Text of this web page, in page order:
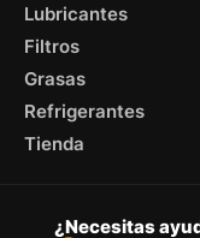
Lubricantes
Filtros
Grasas
Refrigerantes
Tienda
¿Necesitas